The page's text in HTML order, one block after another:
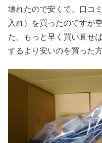
壊れたので安くて、口コ
入れ）を買ったのですが
た。もっと早く買い直せ
するより安いのを買った